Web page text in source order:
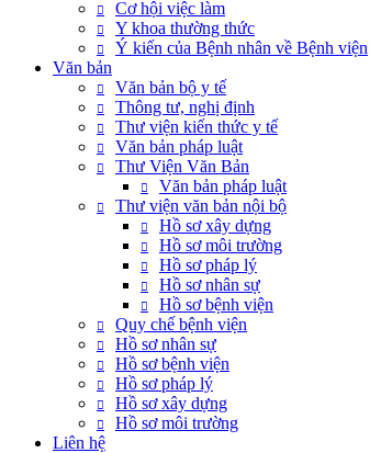
Cơ hội việc làm
Y khoa thường thức
Ý kiến của Bệnh nhân về Bệnh viện
Văn bản
Văn bản bộ y tế
Thông tư, nghị định
Thư viện kiến thức y tế
Văn bản pháp luật
Thư Viện Văn Bản
Văn bản pháp luật
Thư viện văn bản nội bộ
Hồ sơ xây dựng
Hồ sơ môi trường
Hồ sơ pháp lý
Hồ sơ nhân sự
Hồ sơ bệnh viện
Quy chế bệnh viện
Hồ sơ nhân sự
Hồ sơ bệnh viện
Hồ sơ pháp lý
Hồ sơ xây dựng
Hồ sơ môi trường
Liên hệ